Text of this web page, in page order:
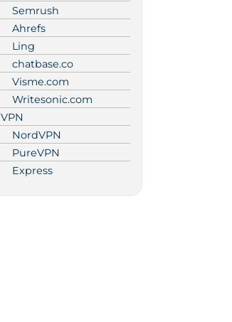
Semrush
Ahrefs
Ling
chatbase.co
Visme.com
Writesonic.com
VPN
NordVPN
PureVPN
Express